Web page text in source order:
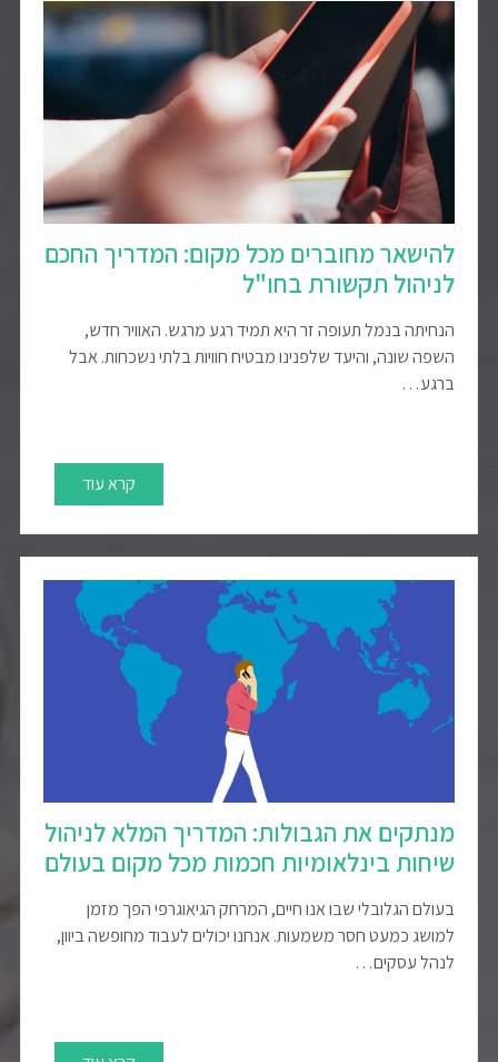
להישאר מחוברים מכל מקום: המדריך החכם
לניהול תקשורת בחו"ל
הנחיתה בנמל תעופה זר היא תמיד רגע מרגש. האוויר חדש,
השפה שונה, והיעד שלפנינו מבטיח חוויות בלתי נשכחות. אבל
ברגע…
קרא עוד
מנתקים את הגבולות: המדריך המלא לניהול
שיחות בינלאומיות חכמות מכל מקום בעולם
בעולם הגלובלי שבו אנו חיים, המרחק הגיאוגרפי הפך מזמן
למושג כמעט חסר משמעות. אנחנו יכולים לעבוד מחופשה ביוון,
לנהל עסקים…